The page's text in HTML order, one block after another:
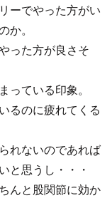
ーでやった方がい
。
った方が良さそ
っている印象。
るのに疲れてくる
れないのであれば
と思うし・・・
んと股関節に効か